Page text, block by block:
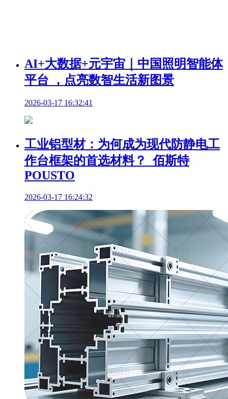
AI+大数据+元宇宙｜中国照明智能体
平台 ，点亮数智生活新图景
2026-03-17 16:32:41
工业铝型材：为何成为现代防静电工
作台框架的首选材料？_佰斯特
POUSTO
2026-03-17 16:24:32